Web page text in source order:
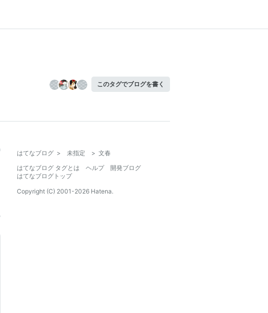
このタグでブログを書く
はてなブログ > 未指定 > 文春
はてなブログ タグとは
ヘルプ
開発ブログ
はてなブログトップ
Copyright (C) 2001-2026 Hatena.